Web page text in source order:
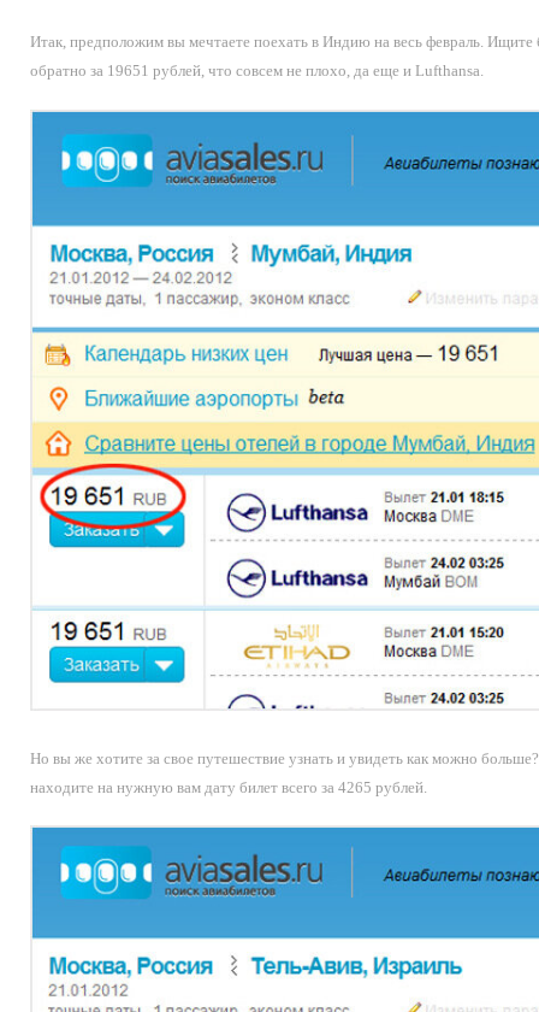
Итак, предположим вы мечтаете поехать в Индию на весь февраль.
обратно за 19651 рублей, что совсем не плохо, да еще и Lufthansa.
Но вы же хотите за свое путешествие узнать и увидеть как можно
находите на нужную вам дату билет всего за 4265 рублей.